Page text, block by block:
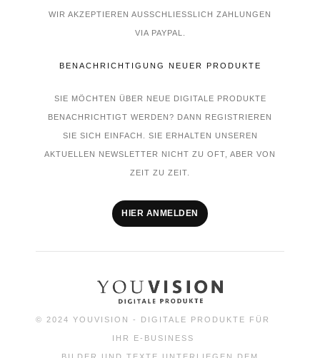
WIR AKZEPTIEREN AUSSCHLIESSLICH ZAHLUNGEN V
IA PAYPAL.
BENACHRICHTIGUNG NEUER PRODUKTE
SIE MÖCHTEN ÜBER NEUE DIGITALE PRODUKTE
BENACHRICHTIGT WERDEN? DANN REGISTRIEREN
SIE SICH EINFACH. SIE ERHALTEN UNSEREN
AKTUELLEN NEWSLETTER NICHT ZU OFT, ABER VON
ZEIT ZU ZEIT.
HIER ANMELDEN
© 2024 YOUVISION - DIGITALE PRODUKTE FÜR
IHR E-BUSINESS